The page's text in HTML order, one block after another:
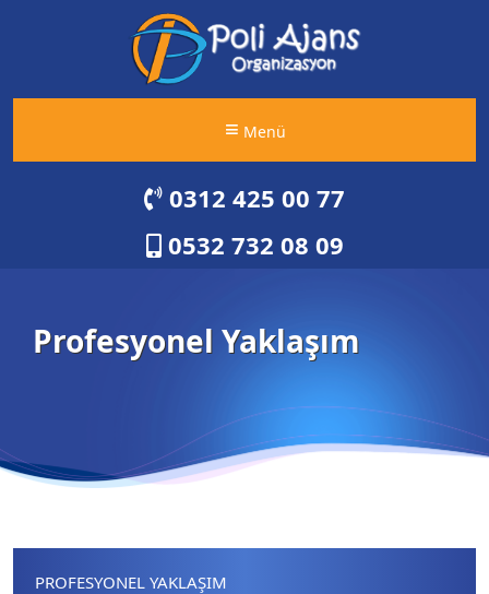
Menü
0312 425 00 77
0532 732 08 09
Profesyonel Yaklaşım
PROFESYONEL YAKLAŞIM